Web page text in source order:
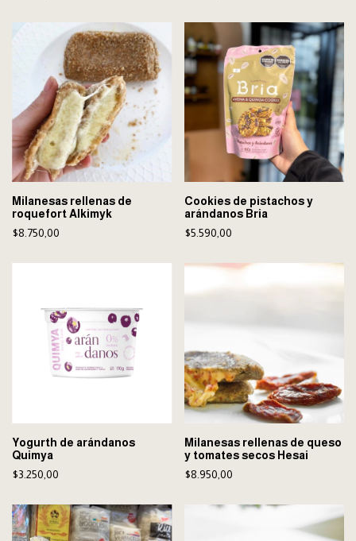
Milanesas rellenas de
roquefort Alkimyk
$8.750,00
Cookies de pistachos y
arándanos Bria
$5.590,00
Yogurth de arándanos
Quimya
$3.250,00
Milanesas rellenas de queso
y tomates secos Hesai
$8.950,00